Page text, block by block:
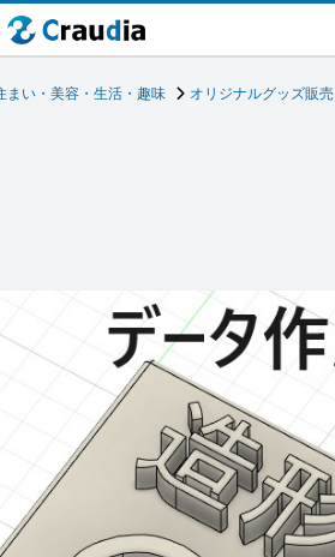
まい・美容・生活・趣味 オリジナルグッズ販売